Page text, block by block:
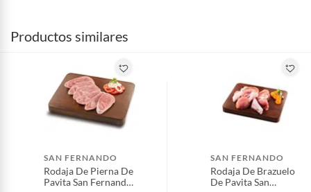
Productos similares
SAN FERNANDO
Rodaja De Pierna De
Pavita San Fernando
SAN FERNANDO
Rodaja De Brazuelo
De Pavita San